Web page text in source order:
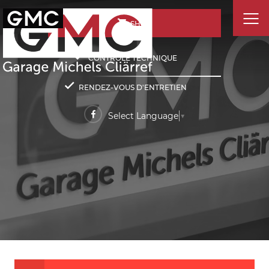
SHOP
CONTRÔLE TECHNIQUE
RENDEZ-VOUS D'ENTRETIEN
Select Language ▼